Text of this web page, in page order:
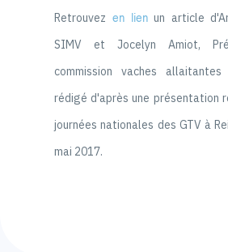
Retrouvez en lienun article
SIMV et Jocelyn Amiot,
commission vaches
rédigé d'après une présentation
journées nationales des GTV à
mai 2017.